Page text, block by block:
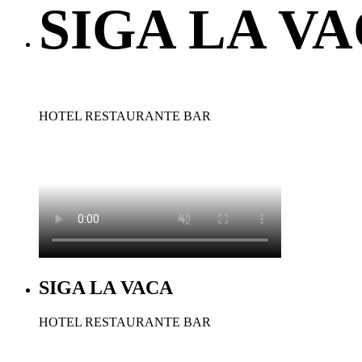
SIGA LA
HOTEL RESTAURANTE BAR
SIGA LA VACA
HOTEL RESTAURANTE BAR